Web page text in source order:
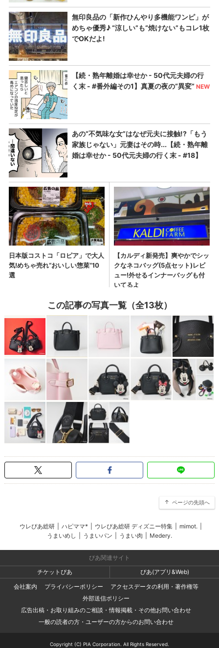
この記事の写真一覧（全13枚）
ページの先頭へ
ウレぴあ総研 ハピママ* ウレぴあ総研 ディズニー特集 mimot.
うまいめし
うまいパン うまい肉 Medery.
ぴあ関連サイト
チケットぴあ
ぴあ(アプリ&Web)
会社案内
プライバシーポリシー
アクセスデータの利用・著作権等
外部送信ポリシー
広告出稿・お取り組みのご相談・情報掲載・その他お問い合わせ
一般の読者の方・ユーザーの方からのお問い合わせ
Copyright (C) PIA Corporation. All Rights Reserved.